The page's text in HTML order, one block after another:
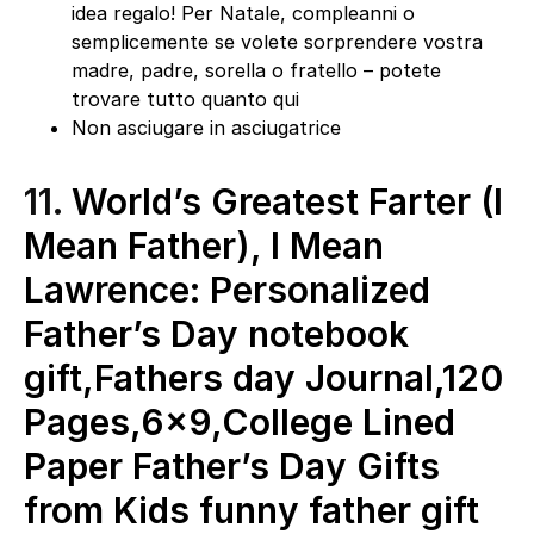
idea regalo! Per Natale, compleanni o
semplicemente se volete sorprendere vostra
madre, padre, sorella o fratello – potete
trovare tutto quanto qui
Non asciugare in asciugatrice
11. World’s Greatest Farter (I
Mean Father), I Mean
Lawrence: Personalized
Father’s Day notebook
gift,Fathers day Journal,120
Pages,6×9,College Lined
Paper Father’s Day Gifts
from Kids funny father gift